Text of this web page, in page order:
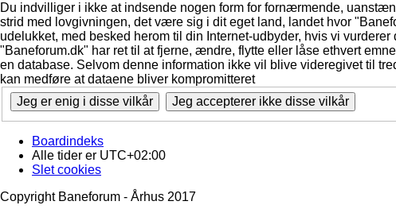
Du indvilliger i ikke at indsende nogen form for fornærmende,
strid med lovgivningen, det være sig i dit eget land, landet hvor
udelukket, med besked herom til din Internet-udbyder, hvis vi
"Baneforum.dk" har ret til at fjerne, ændre, flytte eller låse ethvert
en database. Selvom denne information ikke vil blive videregivet til
kan medføre at dataene bliver kompromitteret
Boardindeks
Alle tider er UTC+02:00
Slet cookies
Copyright Baneforum - Århus 2017